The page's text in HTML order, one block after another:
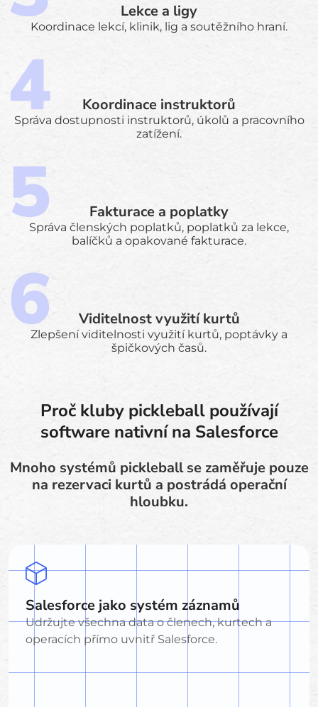
Lekce a ligy
Koordinace lekcí, klinik, lig a soutěžního hraní.
Koordinace instruktorů
Správa dostupnosti instruktorů, úkolů a pracovního
zatížení.
Fakturace a poplatky
Správa členských poplatků, poplatků za lekce,
balíčků a opakované fakturace.
Viditelnost využití kurtů
Zlepšení viditelnosti využití kurtů, poptávky a
špičkových časů.
Proč kluby pickleball používají
software nativní na Salesforce
Mnoho systémů pickleball se zaměřuje pouze
na rezervaci kurtů a postrádá operační
hloubku.
Salesforce jako systém záznamů
Udržujte všechna data o členech, kurtech a
operacích přímo uvnitř Salesforce.